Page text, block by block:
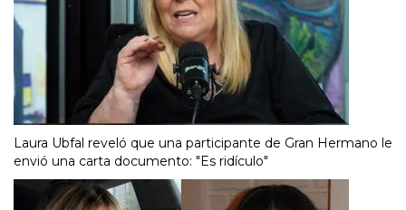
Laura Ubfal reveló que una participante de Gran Hermano le
envió una carta documento: "Es ridículo"